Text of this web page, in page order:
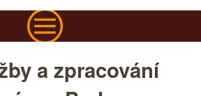
a zpracování